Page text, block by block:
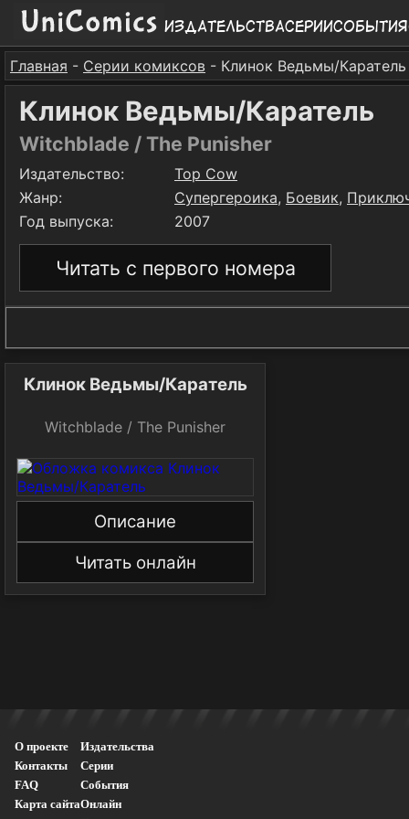
ИздательстваСерииСобытия
Главная - Серии комиксов - Клинок Ведьмы/Каратель
Клинок Ведьмы/Каратель
Witchblade / The Punisher
Издательство:
Top Cow
Жанр:
Супергероика, Боевик,
Год выпуска:
2007
Читать с первого номера
Клинок Ведьмы/Каратель
Witchblade / The Punisher
Описание
Читать онлайн
О проекте
Контакты
FAQ
Карта сайта
Издательства
Серии
События
Онлайн